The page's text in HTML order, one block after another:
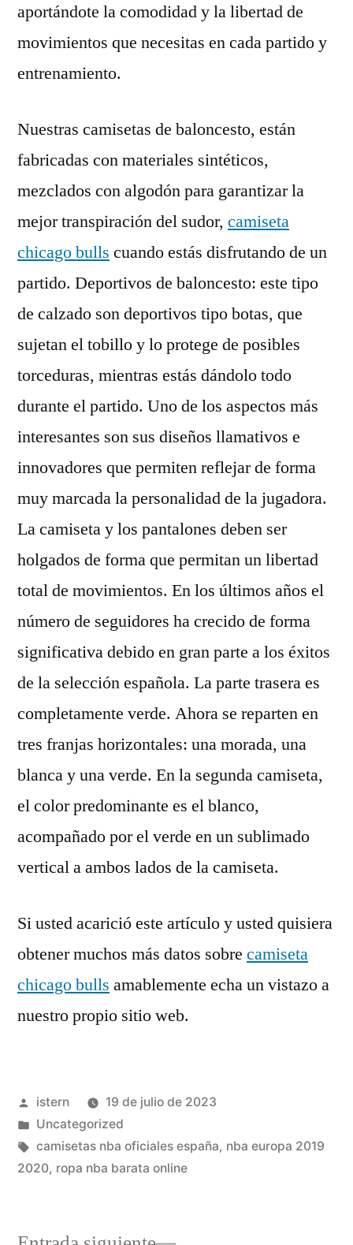
aportándote la comodidad y la libertad de
movimientos que necesitas en cada partido y
entrenamiento.
Nuestras camisetas de baloncesto, están
fabricadas con materiales sintéticos,
mezclados con algodón para garantizar la
mejor transpiración del sudor, camiseta
chicago bulls cuando estás disfrutando de un
partido. Deportivos de baloncesto: este tipo
de calzado son deportivos tipo botas, que
sujetan el tobillo y lo protege de posibles
torceduras, mientras estás dándolo todo
durante el partido. Uno de los aspectos más
interesantes son sus diseños llamativos e
innovadores que permiten reflejar de forma
muy marcada la personalidad de la jugadora.
La camiseta y los pantalones deben ser
holgados de forma que permitan un libertad
total de movimientos. En los últimos años el
número de seguidores ha crecido de forma
significativa debido en gran parte a los éxitos
de la selección española. La parte trasera es
completamente verde. Ahora se reparten en
tres franjas horizontales: una morada, una
blanca y una verde. En la segunda camiseta,
el color predominante es el blanco,
acompañado por el verde en un sublimado
vertical a ambos lados de la camiseta.
Si usted acarició este artículo y usted quisiera
obtener muchos más datos sobre camiseta
chicago bulls amablemente echa un vistazo a
nuestro propio sitio web.
Publicado
por
istern
19 de julio de 2023
Publicado
en
Uncategorized
Etiquetas:
camisetas nba oficiales españa, nba europa 2019
2020, ropa nba barata online